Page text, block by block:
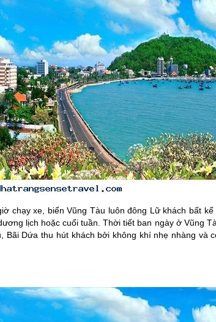
chạy xe, biển Vũng Tàu luôn đông Lữ khách bất
lịch hoặc cuối tuần. Thời tiết ban ngày ở Vũng
Bãi Dứa thu hút khách bởi không khí nhẹ nhàng và